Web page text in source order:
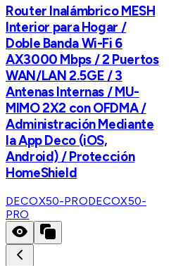
Router Inalámbrico MESH
Interior para Hogar /
Doble Banda Wi-Fi 6
AX3000 Mbps / 2 Puertos
WAN/LAN 2.5GE / 3
Antenas Internas / MU-
MIMO 2X2 con OFDMA /
Administración Mediante
la App Deco (iOS,
Android) / Protección
HomeShield
DECOX50-PRODECOX50-
PRO